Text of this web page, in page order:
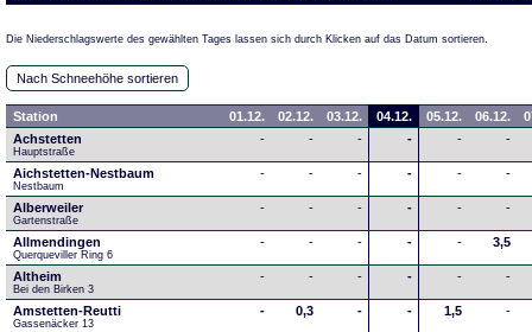
Die Niederschlagswerte des gewählten Tages lassen sich durch Klicken auf das Datum sortieren.
Nach Schneehöhe sortieren
Station 01.12. 02.12. 03.12. 04.12. 05.12. 06.12.
Achstetten
Hauptstraße
- - - - - -
Aichstetten-Nestbaum
Nestbaum
- - - - - -
Alberweiler
Gartenstraße
- - - - - -
Allmendingen
Querqueviller Ring 6
- - - - - 3,5
Altheim
Bei den Birken 3
- - - - - -
Amstetten-Reutti
Gassenäcker 13
- 0,3 - - 1,5 -